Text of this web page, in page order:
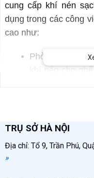
cung cấp khí nén
dụng trong các công
cao như:
Phòng khám
khí nén cho
Xưởng chế
thực phẩm,
TRỤ SỞ HÀ NỘI
Địa chỉ: Tổ 9, Trần Phú,
»